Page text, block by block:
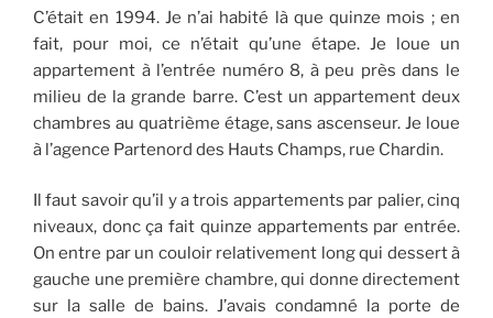
C’était en 1994. Je n’ai habité là que quinze mois ; en
fait, pour moi, ce n’était qu’une étape. Je loue un
appartement à l’entrée numéro 8, à peu près dans le
milieu de la grande barre. C’est un appartement deux
chambres au quatrième étage, sans ascenseur. Je loue
à l’agence Partenord des Hauts Champs, rue Chardin.
Il faut savoir qu’il y a trois appartements par palier, cinq
niveaux, donc ça fait quinze appartements par entrée.
On entre par un couloir relativement long qui dessert à
gauche une première chambre, qui donne directement
sur la salle de bains. J’avais condamné la porte de